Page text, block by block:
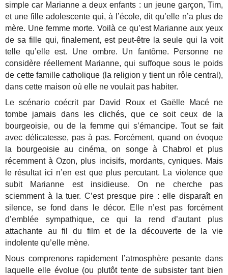
simple car Marianne a deux enfants : un jeune garçon, Tim,
et une fille adolescente qui, à l’école, dit qu’elle n’a plus de
mère. Une femme morte. Voilà ce qu’est Marianne aux yeux
de sa fille qui, finalement, est peut-être la seule qui la voit
telle qu’elle est. Une ombre. Un fantôme. Personne ne
considère réellement Marianne, qui suffoque sous le poids
de cette famille catholique (la religion y tient un rôle central),
dans cette maison où elle ne voulait pas habiter.
Le scénario coécrit par David Roux et Gaëlle Macé ne
tombe jamais dans les clichés, que ce soit ceux de la
bourgeoisie, ou de la femme qui s’émancipe. Tout se fait
avec délicatesse, pas à pas. Forcément, quand on évoque
la bourgeoisie au cinéma, on songe à Chabrol et plus
récemment à Ozon, plus incisifs, mordants, cyniques. Mais
le résultat ici n’en est que plus percutant. La violence que
subit Marianne est insidieuse. On ne cherche pas
sciemment à la tuer. C’est presque pire : elle disparaît en
silence, se fond dans le décor. Elle n’est pas forcément
d’emblée sympathique, ce qui la rend d’autant plus
attachante au fil du film et de la découverte de la vie
indolente qu’elle mène.
Nous comprenons rapidement l’atmosphère pesante dans
laquelle elle évolue (ou plutôt tente de subsister tant bien